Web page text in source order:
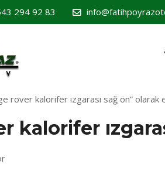
294 92 83
rover kalorifer ızgarası sağ ön” olarak
kalorifer